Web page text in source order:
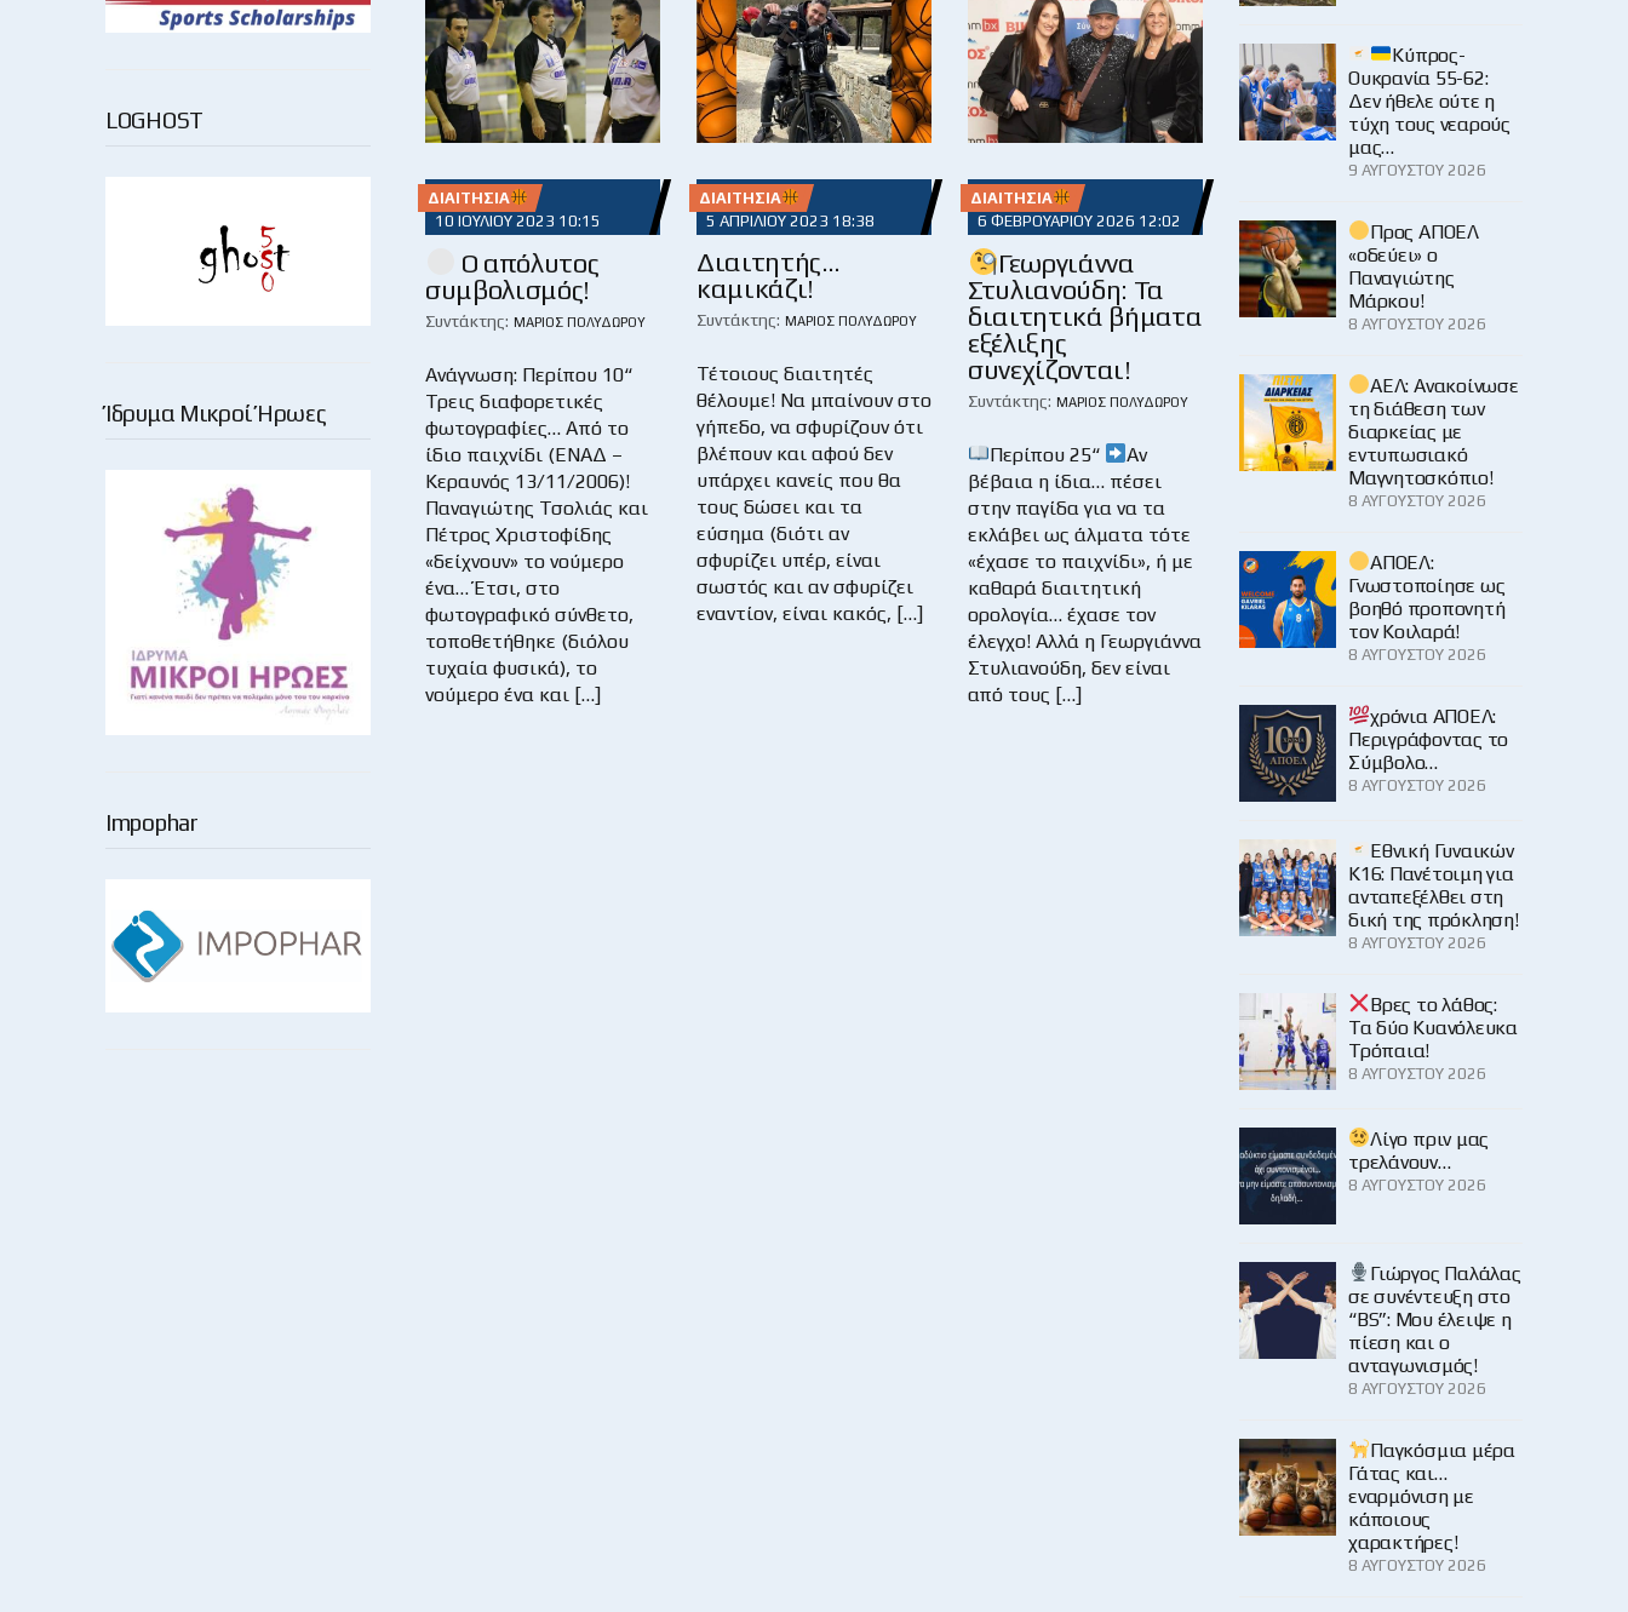
LOGHOST
Ίδρυμα Μικροί Ήρωες
Impophar
ΔΙΑΙΤΗΣΊΑ
10 ΙΟΥΛΊΟΥ 2023 10:15
Ο απόλυτος
συμβολισμός!
Συντάκτης: ΜΆΡΙΟΣ ΠΟΛΥΔΏΡΟΥ
Ανάγνωση: Περίπου 10“
Τρεις διαφορετικές
φωτογραφίες… Από το
ίδιο παιχνίδι (ΕΝΑΔ –
Κεραυνός 13/11/2006)!
Παναγιώτης Τσολιάς και
Πέτρος Χριστοφίδης
«δείχνουν» το νούμερο
ένα… Έτσι, στο
φωτογραφικό σύνθετο,
τοποθετήθηκε (διόλου
τυχαία φυσικά), το
νούμερο ένα και […]
ΔΙΑΙΤΗΣΊΑ
5 ΑΠΡΙΛΊΟΥ 2023 18:38
Διαιτητής…
καμικάζι!
Συντάκτης: ΜΆΡΙΟΣ ΠΟΛΥΔΏΡΟΥ
Τέτοιους διαιτητές
θέλουμε! Να μπαίνουν στο
γήπεδο, να σφυρίζουν ότι
βλέπουν και αφού δεν
υπάρχει κανείς που θα
τους δώσει και τα
εύσημα (διότι αν
σφυρίζει υπέρ, είναι
σωστός και αν σφυρίζει
εναντίον, είναι κακός, […]
ΔΙΑΙΤΗΣΊΑ
6 ΦΕΒΡΟΥΑΡΊΟΥ 2026 12:02
Γεωργιάννα
Στυλιανούδη: Τα
διαιτητικά βήματα
εξέλιξης
συνεχίζονται!
Συντάκτης: ΜΆΡΙΟΣ ΠΟΛΥΔΏΡΟΥ
Περίπου 25“
Αν
βέβαια η ίδια… πέσει
στην παγίδα για να τα
εκλάβει ως άλματα τότε
«έχασε το παιχνίδι», ή με
καθαρά διαιτητική
ορολογία… έχασε τον
έλεγχο! Αλλά η Γεωργιάννα
Στυλιανούδη, δεν είναι
από τους […]
Κύπρος-
Ουκρανία 55-62:
Δεν ήθελε ούτε η
τύχη τους νεαρούς
μας…
9 ΑΥΓΟΎΣΤΟΥ 2026
Προς ΑΠΟΕΛ
«οδεύει» ο
Παναγιώτης
Μάρκου!
8 ΑΥΓΟΎΣΤΟΥ 2026
ΑΕΛ: Ανακοίνωσε
τη διάθεση των
διαρκείας με
εντυπωσιακό
Μαγνητοσκόπιο!
8 ΑΥΓΟΎΣΤΟΥ 2026
ΑΠΟΕΛ:
Γνωστοποίησε ως
βοηθό προπονητή
τον Κοιλαρά!
8 ΑΥΓΟΎΣΤΟΥ 2026
χρόνια ΑΠΟΕΛ:
Περιγράφοντας το
Σύμβολο…
8 ΑΥΓΟΎΣΤΟΥ 2026
Εθνική Γυναικών
Κ16: Πανέτοιμη για
ανταπεξέλθει στη
δική της πρόκληση!
8 ΑΥΓΟΎΣΤΟΥ 2026
Βρες το λάθος:
Τα δύο Κυανόλευκα
Τρόπαια!
8 ΑΥΓΟΎΣΤΟΥ 2026
Λίγο πριν μας
τρελάνουν…
8 ΑΥΓΟΎΣΤΟΥ 2026
Γιώργος Παλάλας
σε συνέντευξη στο
“BS”: Μου έλειψε η
πίεση και ο
ανταγωνισμός!
8 ΑΥΓΟΎΣΤΟΥ 2026
Παγκόσμια μέρα
Γάτας και…
εναρμόνιση με
κάποιους
χαρακτήρες!
8 ΑΥΓΟΎΣΤΟΥ 2026